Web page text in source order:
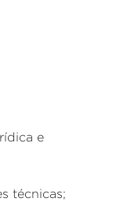
e
técnicas;